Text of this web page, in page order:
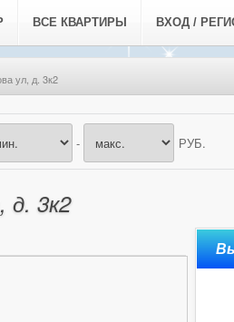
ВСЕ КВАРТИРЫ ВХОД /
ул, д. 3к2
- РУБ.
д. 3к2